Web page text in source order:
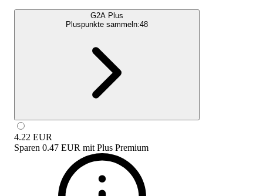
G2A Plus
Pluspunkte sammeln:48
4.22 EUR
Sparen 0.47 EUR mit Plus Premium